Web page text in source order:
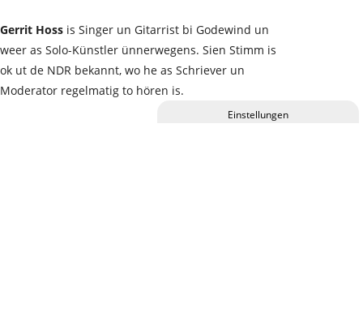
Gerrit Hoss is Singer un Gitarrist bi Godewind un
weer as Solo-Künstler ünnerwegens. Sien Stimm is
ok ut de NDR bekannt, wo he as Schriever un
Moderator regelmatig to hören is.